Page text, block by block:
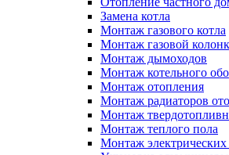
Замена котла
Монтаж газового котла
Монтаж газовой
Монтаж дымоходов
Монтаж котельного
Монтаж отопления
Монтаж радиаторов
Монтаж
Монтаж теплого пола
Монтаж электрических